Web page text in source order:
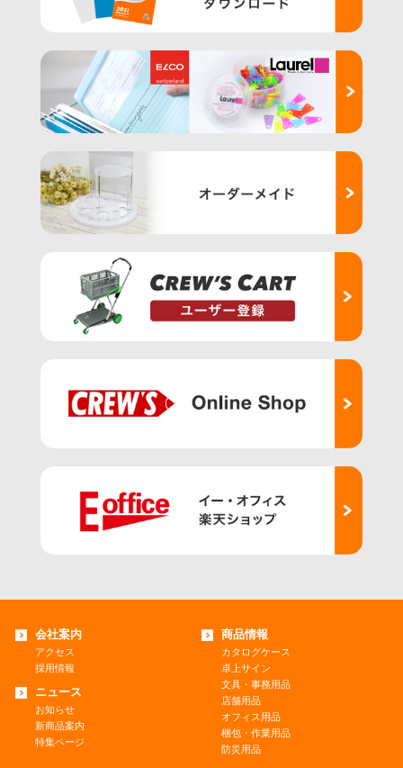
会社案内
アクセス
採用情報
ニュース
お知らせ
新商品案内
特集ページ
商品情報
カタログケース
卓上サイン
文具・事務用品
店舗用品
オフィス用品
梱包・作業用品
防災用品